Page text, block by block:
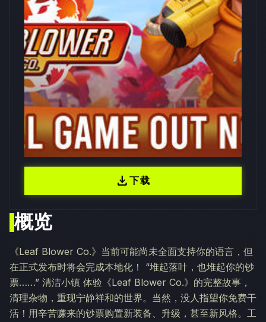
概览
《Leaf Blower Co.》当前可能尚未全面支持你的语言，但
在正式发布时将会完成本地化！ “堆起落叶，也堆起你的钞
票……” 清洁小镇 体验《Leaf Blower Co.》的完整故事，
清理杂物，重现宁静祥和的世界。当然，没人指望你免费干
活！用辛苦赚来的钞票购置新装备、升级，甚至新风格。工
download下载